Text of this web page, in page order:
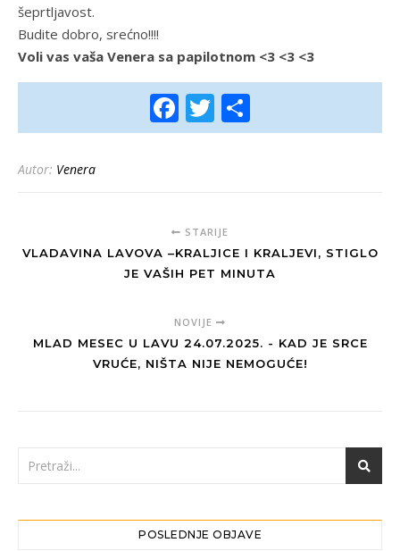
šeprtljavost.
Budite dobro, srećno!!!!
Voli vas vaša Venera sa papilotnom <3 <3 <3
Facebook
Twitter
Autor: Venera
STARIJE
VLADAVINA LAVOVA –KRALJICE I KRALJEVI, STIGLO
JE VAŠIH PET MINUTA
NOVIJE
MLAD MESEC U LAVU 24.07.2025. - KAD JE SRCE
VRUĆE, NIŠTA NIJE NEMOGUĆE!
POSLEDNJE OBJAVE